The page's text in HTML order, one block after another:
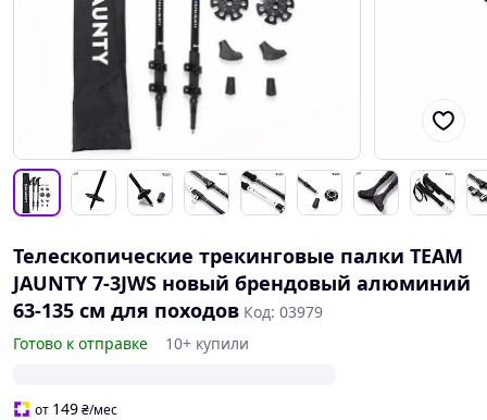
Телескопические трекинговые палки TEAM
JAUNTY 7-3JWS новый брендовый алюминий
63-135 см для походов Код: 03979
Готово к отправке
10+ купили
от 149₴/мес